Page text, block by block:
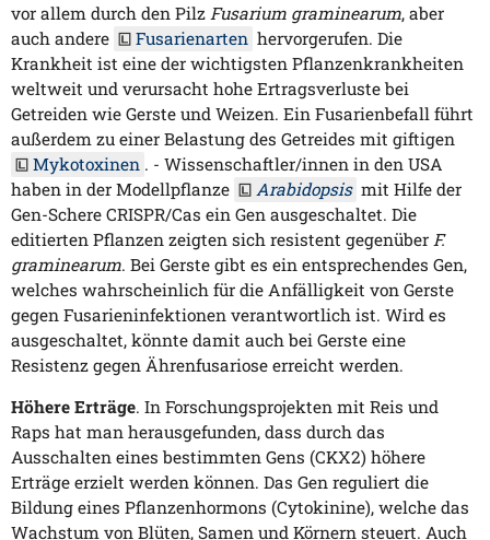
vor allem durch den Pilz Fusarium graminearum, aber
auch andere
Fusarienarten hervorgerufen. Die
Krankheit ist eine der wichtigsten Pflanzenkrankheiten
weltweit und verursacht hohe Ertragsverluste bei
Getreiden wie Gerste und Weizen. Ein Fusarienbefall führt
außerdem zu einer Belastung des Getreides mit giftigen
Mykotoxinen . - Wissenschaftler/innen in den USA
haben in der Modellpflanze
Arabidopsis mit Hilfe der
Gen-Schere CRISPR/Cas ein Gen ausgeschaltet. Die
editierten Pflanzen zeigten sich resistent gegenüber F.
graminearum. Bei Gerste gibt es ein entsprechendes Gen,
welches wahrscheinlich für die Anfälligkeit von Gerste
gegen Fusarieninfektionen verantwortlich ist. Wird es
ausgeschaltet, könnte damit auch bei Gerste eine
Resistenz gegen Ährenfusariose erreicht werden.
Höhere Erträge. In Forschungsprojekten mit Reis und
Raps hat man herausgefunden, dass durch das
Ausschalten eines bestimmten Gens (CKX2) höhere
Erträge erzielt werden können. Das Gen reguliert die
Bildung eines Pflanzenhormons (Cytokinine), welche das
Wachstum von Blüten, Samen und Körnern steuert. Auch